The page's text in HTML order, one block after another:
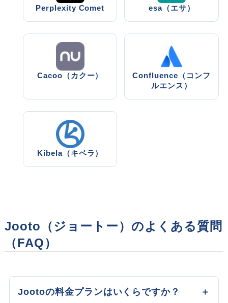
Perplexity Comet esa（エサ）
Cacoo（カクー）
Confluence（コンフ
ルエンス）
Kibela（キベラ）
Jooto（ジョートー）のよくある質問
（FAQ）
Jootoの料金プランはいくらですか？